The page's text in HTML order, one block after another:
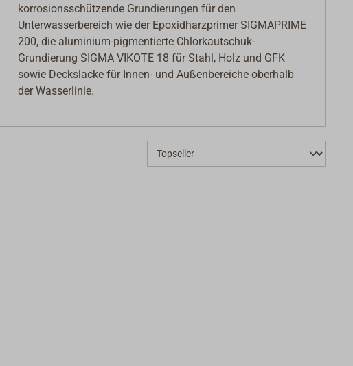
korrosionsschützende Grundierungen für den
Unterwasserbereich wie der Epoxidharzprimer SIGMAPRIME
200, die aluminium-pigmentierte Chlorkautschuk-
Grundierung SIGMA VIKOTE 18 für Stahl, Holz und GFK
sowie Deckslacke für Innen- und Außenbereiche oberhalb
der Wasserlinie.